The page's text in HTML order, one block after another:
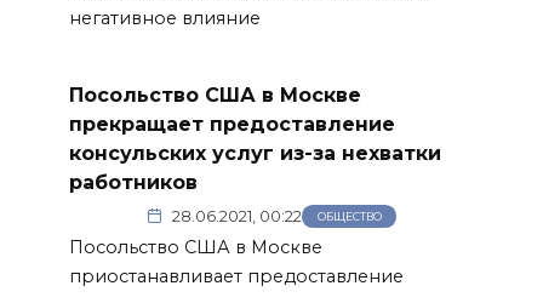
негативное влияние
Посольство США в Москве
прекращает предоставление
консульских услуг из-за нехватки
работников
28.06.2021, 00:22 ОБЩЕСТВО
Посольство США в Москве
приостанавливает предоставление